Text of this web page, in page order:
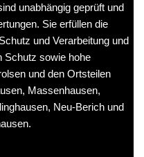
unabhängig geprüft und
Sie erfüllen die
und Verarbeitung und
Schutz sowie hohe
und den Ortsteilen
Massenhausen,
Neu-Berich und